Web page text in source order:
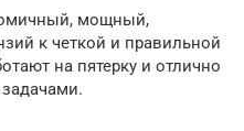
мощный,
к четкой и правильной
на пятерку и отлично